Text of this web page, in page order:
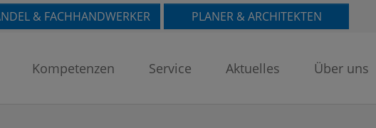
& FACHHANDWERKER PLANER & ARCHITEKTEN
Kompetenzen Service Aktuelles Über uns